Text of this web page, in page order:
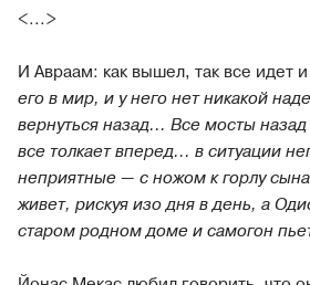
<...>
И Авраам: как вышел, так все идет
его в мир, и у него нет никакой
вернуться назад... Все мосты
все толкает вперед... в ситуации
неприятные — с ножом к горлу
живет, рискуя изо дня в день, а
старом родном доме и самогон